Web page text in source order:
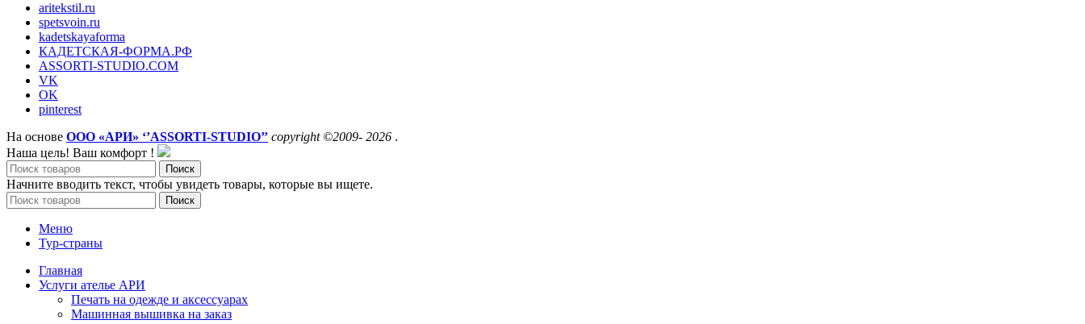
aritekstil.ru
spetsvoin.ru
kadetskayaforma
КАДЕТСКАЯ-ФОРМА.РФ
ASSORTI-STUDIO.COM
VK
OK
pinterest
На основе ООО «АРИ» ‘’ASSORTI-STUDIO’’ copyright ©2009- 2026 .
Наша цель! Ваш комфорт !
Поиск
Начните вводить текст, чтобы увидеть товары, которые вы ищете.
Поиск
Меню
Тур-страны
Главная
Услуги ателье АРИ
Печать на одежде и аксессуарах
Машинная вышивка на заказ